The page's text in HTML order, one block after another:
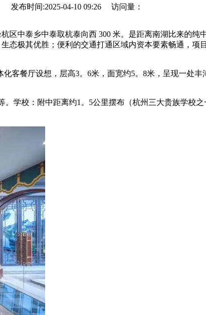
发布时间:2025-04-10 09:26 访问量：
中泰乡中泰取杭泰向西 300 米。是距离南湖比来的纯
极其优胜；便利的交通打通区域内资本要素畅通，项
餐厅设想，层高3。6米，面宽约5。8米，呈现一处
校：附中距离约1。5公里摆布（杭州三大贵族学校